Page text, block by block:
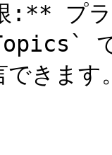
:** プ
で
できます